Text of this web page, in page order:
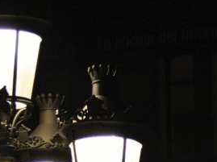
Anmäl till språkpolisen
Föreslå nyord
Annonsera
Prenumerera